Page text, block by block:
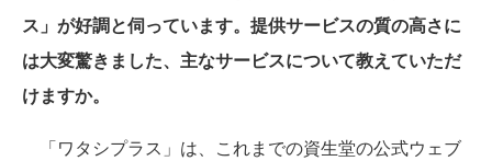
ス」が好調と伺っています。提供サービスの質の高さに
は大変驚きました、主なサービスについて教えていただ
けますか。
「ワタシプラス」は、これまでの資生堂の公式ウェブ